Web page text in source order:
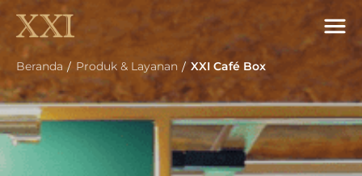
Beranda Produk & Layanan XXI Café Box